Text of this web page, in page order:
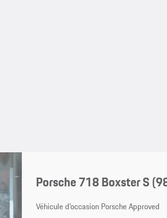
Porsche 718 Boxster S
Véhicule d’occasion Porsche Approved